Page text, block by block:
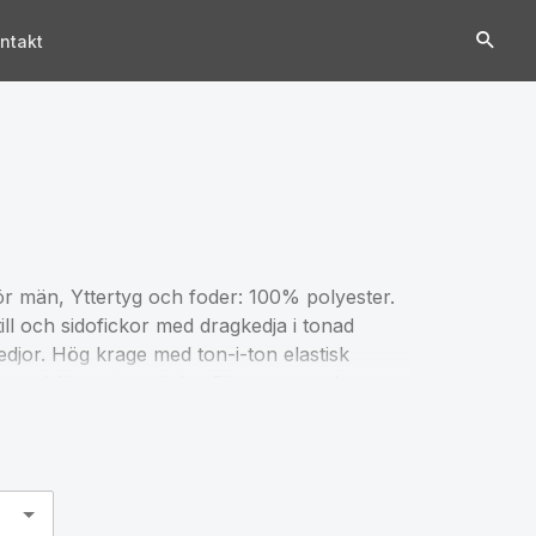
män, Yttertyg och foder: 100% polyester.
och sidofickor med dragkedja i tonad
Hög krage med ton-i-ton elastisk